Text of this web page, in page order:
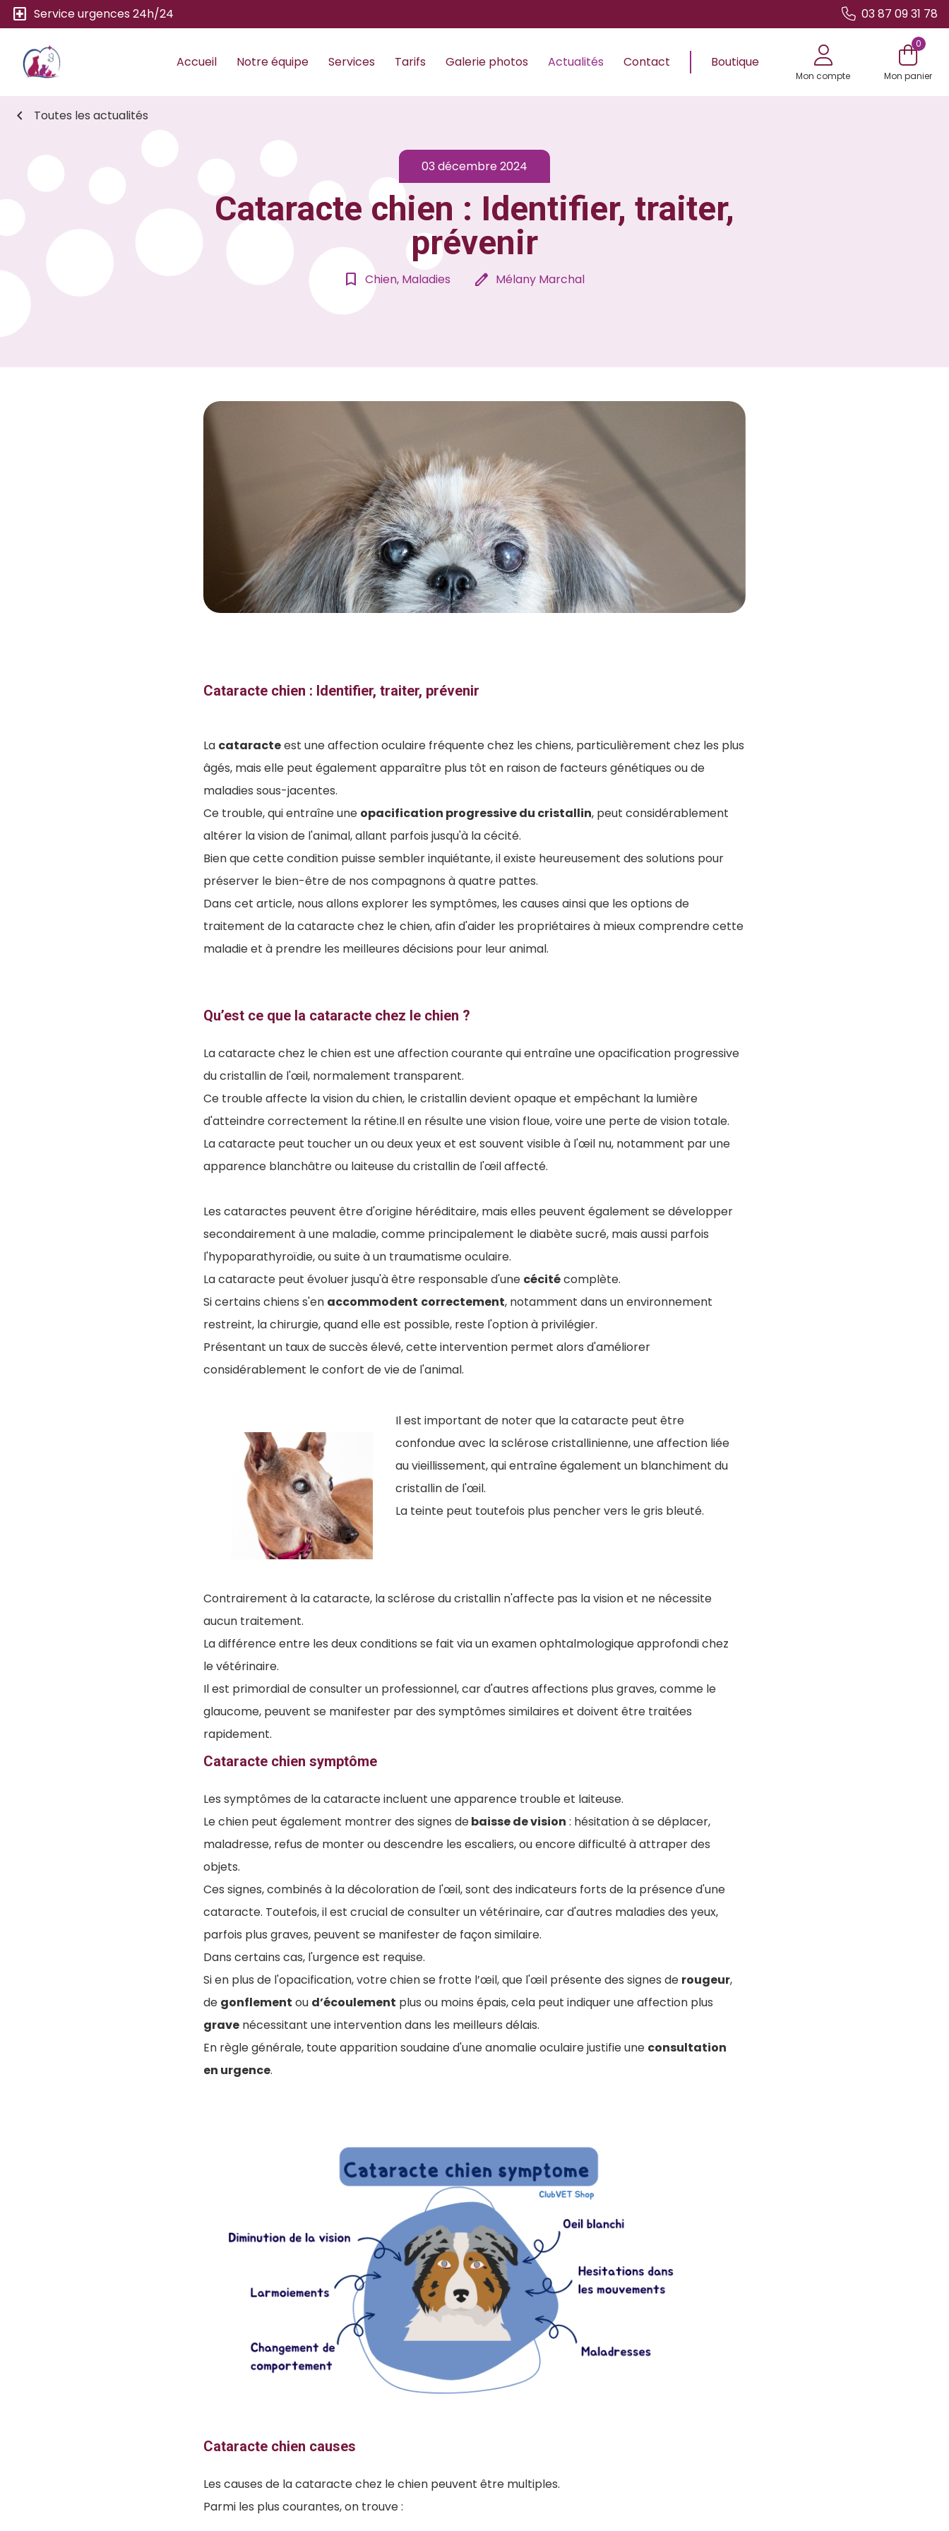
local_hospital Service urgences 24h/24 03 87 09 31 78
Accueil Notre équipe Services Tarifs Galerie photos Actualités Contact Boutique
Mon compte
0
Mon panier
chevron_left Toutes les actualités
03 décembre 2024
Cataracte chien : Identifier, traiter,
prévenir
bookmark_border Chien, Maladies edit Mélany Marchal
Cataracte chien : Identifier, traiter, prévenir
La cataracteest une affection oculaire fréquente chez les chiens, particulièrement chez les plus
âgés, mais elle peut également apparaître plus tôt en raison de facteurs génétiques ou de
maladies sous-jacentes.
Ce trouble, qui entraîne une opacification progressive du cristallin, peut considérablement
altérer la vision de l'animal, allant parfois jusqu'à la cécité.
Bien que cette condition puisse sembler inquiétante, il existe heureusement des solutions pour
préserver le bien-être de nos compagnons à quatre pattes.
Dans cet article, nous allons explorer les symptômes, les causes ainsi que les options de
traitement de la cataracte chez le chien, afin d'aider les propriétaires à mieux comprendre cette
maladie et à prendre les meilleures décisions pour leur animal.
Qu’est ce que la cataracte chez le chien ?
La cataracte chez le chien est une affection courante qui entraîne une opacification progressive
du cristallin de l'œil, normalement transparent.
Ce trouble affecte la vision du chien, le cristallin devient opaque et empêchant la lumière
d'atteindre correctement la rétine.Il en résulte une vision floue, voire une perte de vision totale.
La cataracte peut toucher un ou deux yeux et est souvent visible à l'œil nu, notamment par une
apparence blanchâtre ou laiteuse du cristallin de l'œil affecté.
Les cataractes peuvent être d'origine héréditaire, mais elles peuvent également se développer
secondairement à une maladie, comme principalement le diabète sucré, mais aussi parfois
l'hypoparathyroïdie, ou suite à un traumatisme oculaire.
La cataracte peut évoluer jusqu'à être responsable d'une cécitécomplète.
Si certains chiens s'en accommodent correctement, notamment dans un environnement
restreint, la chirurgie, quand elle est possible, reste l'option à privilégier.
Présentant un taux de succès élevé, cette intervention permet alors d'améliorer
considérablement le confort de vie de l'animal.
Il est important de noter que la cataracte peut être
confondue avec la sclérose cristallinienne, une affection liée
au vieillissement, qui entraîne également un blanchiment du
cristallin de l'œil.
La teinte peut toutefois plus pencher vers le gris bleuté.
Contrairement à la cataracte, la sclérose du cristallin n'affecte pas la vision et ne nécessite
aucun traitement.
La différence entre les deux conditions se fait via un examen ophtalmologique approfondi chez
le vétérinaire.
Il est primordial de consulter un professionnel, car d'autres affections plus graves, comme le
glaucome, peuvent se manifester par des symptômes similaires et doivent être traitées
rapidement.
Cataracte chien symptôme
Les symptômes de la cataracte incluent une apparence trouble et laiteuse.
Le chien peut également montrer des signes debaisse de vision : hésitation à se déplacer,
maladresse, refus de monter ou descendre les escaliers, ou encore difficulté à attraper des
objets.
Ces signes, combinés à la décoloration de l'œil, sont des indicateurs forts de la présence d'une
cataracte. Toutefois, il est crucial de consulter un vétérinaire, car d'autres maladies des yeux,
parfois plus graves, peuvent se manifester de façon similaire.
Dans certains cas, l'urgence est requise.
Si en plus de l'opacification, votre chien se frotte l’œil, que l'œil présente des signes de rougeur,
de gonflement ou d’écoulement plus ou moins épais, cela peut indiquer une affection plus
grave nécessitant une intervention dans les meilleurs délais.
En règle générale, toute apparition soudaine d'une anomalie oculaire justifie une consultation
en urgence.
Cataracte chien causes
Les causes de la cataracte chez le chien peuvent être multiples.
Parmi les plus courantes, on trouve :